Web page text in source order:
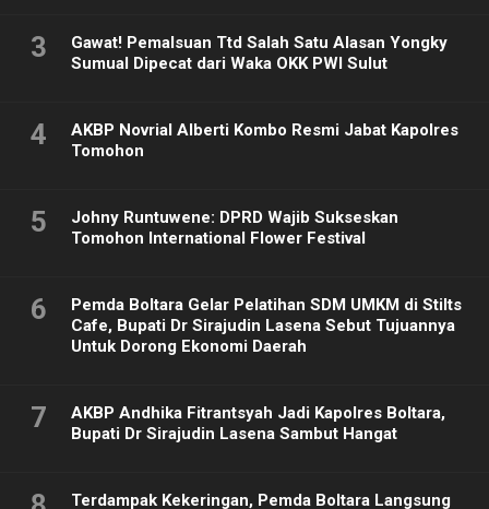
3
Gawat! Pemalsuan Ttd Salah Satu Alasan Yongky
Sumual Dipecat dari Waka OKK PWI Sulut
4
AKBP Novrial Alberti Kombo Resmi Jabat Kapolres
Tomohon
5
Johny Runtuwene: DPRD Wajib Sukseskan
Tomohon International Flower Festival
6
Pemda Boltara Gelar Pelatihan SDM UMKM di Stilts
Cafe, Bupati Dr Sirajudin Lasena Sebut Tujuannya
Untuk Dorong Ekonomi Daerah
7
AKBP Andhika Fitrantsyah Jadi Kapolres Boltara,
Bupati Dr Sirajudin Lasena Sambut Hangat
Terdampak Kekeringan, Pemda Boltara Langsung